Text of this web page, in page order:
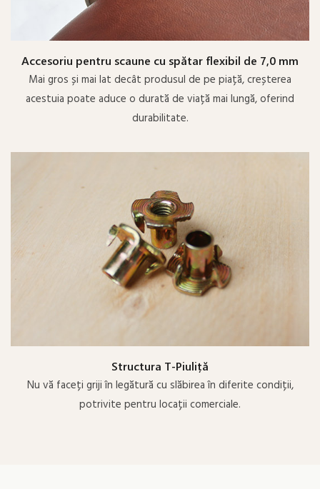
Accesoriu pentru scaune cu spătar flexibil de 7,0 mm
Mai gros și mai lat decât produsul de pe piață, creșterea
acestuia poate aduce o durată de viață mai lungă, oferind
durabilitate.
Structura T-Piuliță
Nu vă faceți griji în legătură cu slăbirea în diferite condiții,
potrivite pentru locații comerciale.